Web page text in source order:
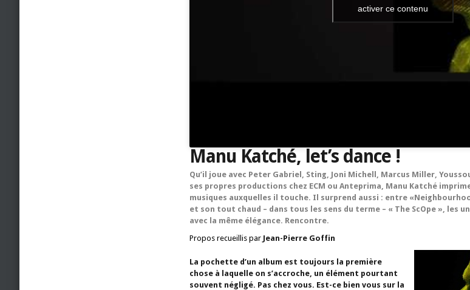
activer ce contenu
Manu Katché, let’s dance !
Qu’il joue avec Peter Gabriel, Sting, Joni Michell, Marcus Miller,
ses propres productions chez ECM ou Anteprima, Manu Katché
musiques auxquelles il touche. Il surprend aussi : entre
et son tout chaud – dans tous les sens du terme – « The ScOpe », les
avec la même élégance. Rencontre.
Propos recueillis par Jean-Pierre Goffin
La pochette d’un album est toujours la première
chose à laquelle on s’accroche, un élément pourtant
souvent négligé. Pas chez vous. Est-ce bien vous sur la